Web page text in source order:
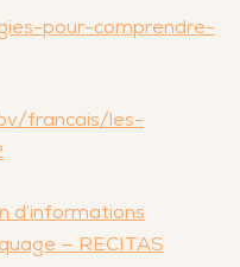
pour-comprendre-
francais/les-
d’informations
— RECITAS